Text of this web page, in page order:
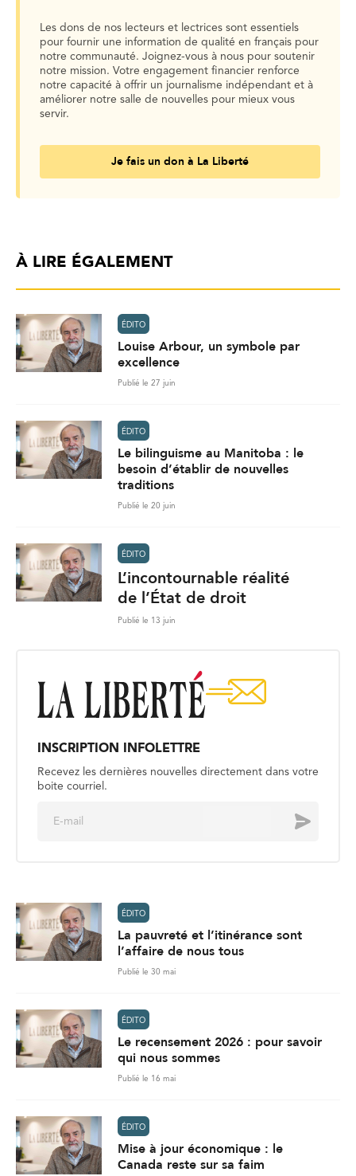
Les dons de nos lecteurs et lectrices sont essentiels
pour fournir une information de qualité en français pour
notre communauté. Joignez-vous à nous pour soutenir
notre mission. Votre engagement financier renforce
notre capacité à offrir un journalisme indépendant et à
améliorer notre salle de nouvelles pour mieux vous
servir.
Je fais un don à La Liberté
À LIRE ÉGALEMENT
ÉDITO
Louise Arbour, un symbole par
excellence
Publié le 27 juin
ÉDITO
Le bilinguisme au Manitoba : le
besoin d’établir de nouvelles
traditions
Publié le 20 juin
ÉDITO
L’incontournable réalité
de l’État de droit
Publié le 13 juin
INSCRIPTION INFOLETTRE
Recevez les dernières nouvelles directement dans votre
boite courriel.
Envoyer
ÉDITO
La pauvreté et l’itinérance sont
l’affaire de nous tous
Publié le 30 mai
ÉDITO
Le recensement 2026 : pour savoir
qui nous sommes
Publié le 16 mai
ÉDITO
Mise à jour économique : le
Canada reste sur sa faim